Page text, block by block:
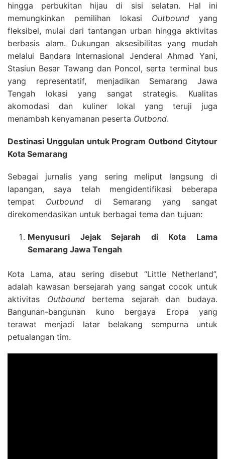
hingga perbukitan hijau di sisi selatan. Hal ini
memungkinkan pemilihan lokasi Outbound yang
fleksibel, mulai dari tantangan urban hingga aktivitas
berbasis alam. Dukungan aksesibilitas yang mudah
melalui Bandara Internasional Jenderal Ahmad Yani,
Stasiun Besar Tawang dan Poncol, serta terminal bus
yang representatif, menjadikan Semarang Jawa
Tengah lokasi yang sangat strategis. Kualitas
akomodasi dan kuliner lokal yang teruji juga
menambah kenyamanan peserta Outbond.
Destinasi Unggulan untuk Program Outbond Citytour
Kota Semarang
Sebagai jurnalis yang sering meliput langsung di
lapangan, saya telah mengidentifikasi beberapa
tempat Outbound di Semarang yang sangat
direkomendasikan untuk berbagai tema dan tujuan:
Menyusuri Jejak Sejarah di Kota Lama
Semarang Jawa Tengah
Kota Lama, atau sering disebut “Little Netherland”,
adalah kawasan bersejarah yang sangat cocok untuk
aktivitas Outboundbertema sejarah dan budaya.
Bangunan-bangunan kuno bergaya Eropa yang
terawat menjadi latar belakang sempurna untuk
petualangan tim.